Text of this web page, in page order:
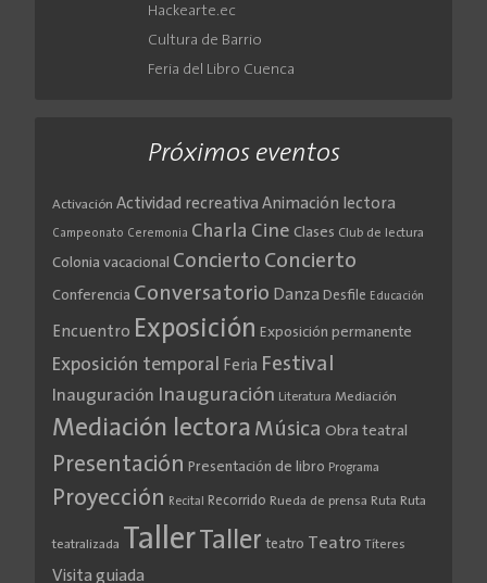
Hackearte.ec
Cultura de Barrio
Feria del Libro Cuenca
Próximos eventos
Activación Actividad recreativa Animación lectora
Campeonato Ceremonia Charla Cine Clases Club de lectura
Colonia vacacional Concierto Concierto
Conferencia Conversatorio Danza Desfile Educación
Encuentro Exposición Exposición permanente
Exposición temporal Feria Festival
Inauguración Inauguración Literatura Mediación
Mediación lectora Música Obra teatral
Presentación Presentación de libro Programa
Proyección Recital Recorrido Rueda de prensa Ruta Ruta
teatralizada Taller Taller teatro Teatro Títeres
Visita guiada